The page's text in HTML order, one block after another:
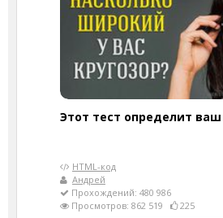
Этот тест определит ваш
HTML-код
Андрей
Прохождений: 480 986
Просмотров: 862 519
225